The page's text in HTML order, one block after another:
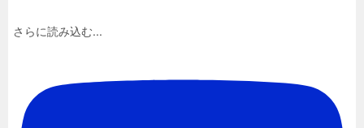
さらに読み込む...